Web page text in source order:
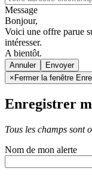
Message
Bonjour,
Voici une offre parue
intéresser.
A bientôt.
Annuler
× Fermer la fenêtre
Enregistrer
Tous les champs sont
Nom de mon alerte